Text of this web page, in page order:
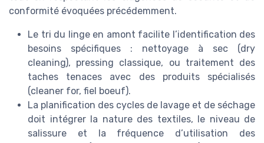
conformité évoquées précédemment.
Le tri du linge en amont facilite l’identification des
besoins spécifiques : nettoyage à sec (dry
cleaning), pressing classique, ou traitement des
taches tenaces avec des produits spécialisés
(cleaner for, fiel boeuf).
La planification des cycles de lavage et de séchage
doit intégrer la nature des textiles, le niveau de
salissure et la fréquence d’utilisation des